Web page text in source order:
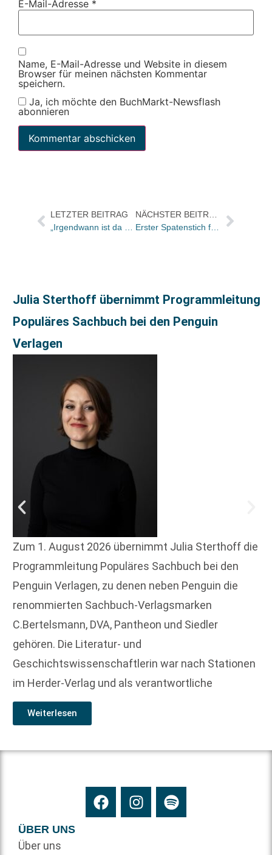
E-Mail-Adresse *
Name, E-Mail-Adresse und Website in diesem
Browser für meinen nächsten Kommentar
speichern.
Ja, ich möchte den BuchMarkt-Newsflash
abonnieren
LETZTER BEITRAG
Julia Sterthoff übernimmt Programmleitung
Populäres Sachbuch bei den Penguin
Verlagen
Zum 1. August 2026 übernimmt Julia Sterthoff die
Programmleitung Populäres Sachbuch bei den
Penguin Verlagen, zu denen neben Penguin die
renommierten Sachbuch-Verlagsmarken
C.Bertelsmann, DVA, Pantheon und Siedler
gehören. Die Literatur- und
Geschichtswissenschaftlerin war nach Stationen
im Herder-Verlag und als verantwortliche
Weiterlesen
ÜBER UNS
Über uns